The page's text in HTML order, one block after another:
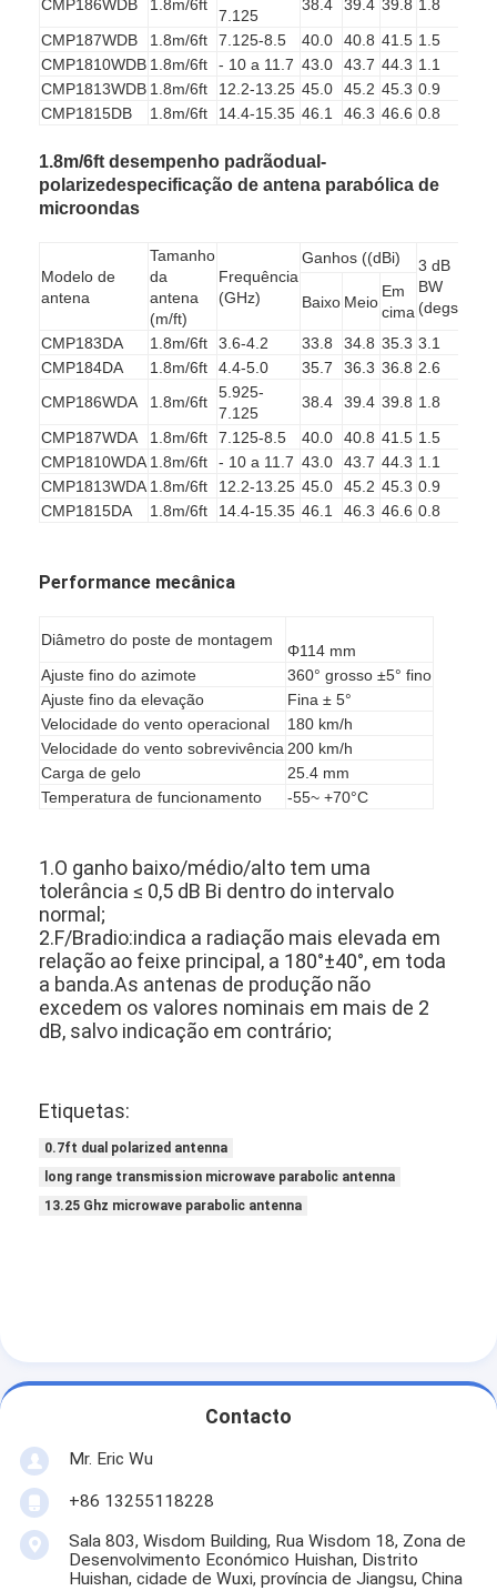
Casa
Quem Somos
Fábrica
Antenna de micro-ondas
Antenna parabólica de microondas
Antenna de microondas
Antenna Wi-Fi de microondas
Guia de ondas elíptica
CMP186WDB 1.8m/6ft
7.125
38.4 39.4 39.8 1.8
CMP187WDB
1.8m/6ft 7.125-8.5 40.0 40.8 41.5 1.5
CMP1810WDB 1.8m/6ft - 10 a 11.7 43.0 43.7 44.3 1.1
CMP1813WDB 1.8m/6ft 12.2-13.25 45.0 45.2 45.3 0.9
CMP1815DB
1.8m/6ft 14.4-15.35 46.1 46.3 46.6 0.8
1.8m/6ft desempenho padrãodual-
polarizedespecificação de antena parabólica de
microondas
Modelo de
antena
Tamanho
da
antena
(m/ft)
Frequência
(GHz)
Ganhos ((dBi)
3 dB
BW
(degs)
Baixo Meio
Em
cima
CMP183DA
1.8m/6ft 3.6-4.2 33.8 34.8 35.3 3.1
CMP184DA
1.8m/6ft 4.4-5.0 35.7 36.3 36.8 2.6
CMP186WDA
1.8m/6ft
5.925-
7.125
38.4 39.4 39.8 1.8
CMP187WDA
1.8m/6ft 7.125-8.5 40.0 40.8 41.5 1.5
CMP1810WDA 1.8m/6ft - 10 a 11.7 43.0 43.7 44.3 1.1
CMP1813WDA 1.8m/6ft 12.2-13.25 45.0 45.2 45.3 0.9
CMP1815DA
1.8m/6ft 14.4-15.35 46.1 46.3 46.6 0.8
Performance mecânica
Diâmetro do poste de montagem
Φ114 mm
Ajuste fino do azimote
360° grosso ±5° fino
Ajuste fino da elevação
Fina ± 5°
Velocidade do vento operacional
180 km/h
Velocidade do vento sobrevivência 200 km/h
Carga de gelo
25.4 mm
Temperatura de funcionamento
-55~ +70°C
1.O ganho baixo/médio/alto tem uma
tolerância ≤ 0,5 dB Bi dentro do intervalo
normal;
2.F/Bradio:indica a radiação mais elevada em
relação ao feixe principal, a 180°±40°, em toda
a banda.As antenas de produção não
excedem os valores nominais em mais de 2
dB, salvo indicação em contrário;
Etiquetas:
0.7ft dual polarized antenna
long range transmission microwave parabolic antenna
13.25 Ghz microwave parabolic antenna
Contacto
Mr. Eric Wu
+86 13255118228
Sala 803, Wisdom Building, Rua Wisdom 18, Zona de
Desenvolvimento Económico Huishan, Distrito
Huishan, cidade de Wuxi, província de Jiangsu, China